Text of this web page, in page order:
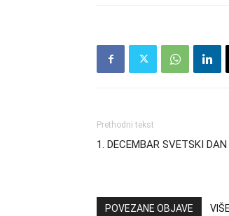
Prethodni tekst
1. DECEMBAR SVETSKI
POVEZANE OBJAVE